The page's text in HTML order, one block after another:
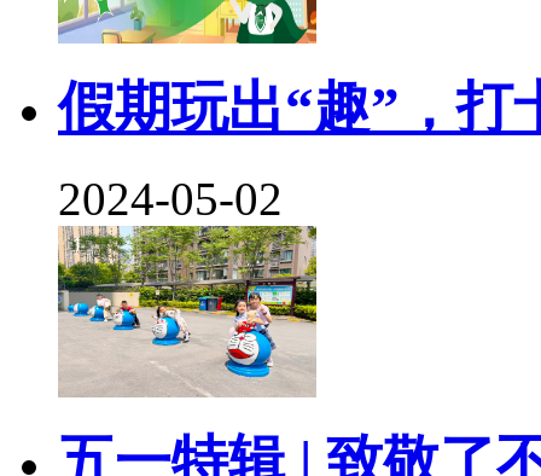
假期玩出“趣”，打
2024-05-02
五一特辑 | 致敬了